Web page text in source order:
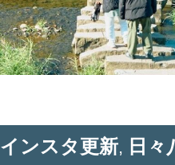
インスタ更新, 日々